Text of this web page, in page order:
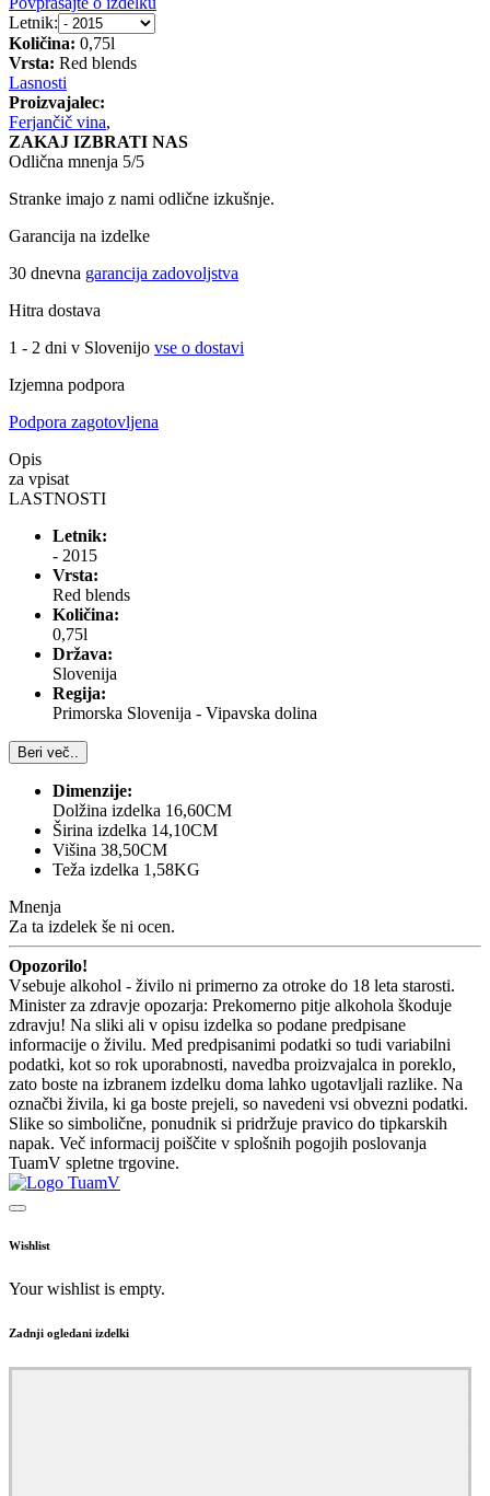
Letnik:
Količina: 0,75l
Vrsta: Red blends
Lasnosti
Proizvajalec:
Ferjančič vina,
ZAKAJ IZBRATI NAS
Odlična mnenja 5/5
Stranke imajo z nami odlične izkušnje.
Garancija na izdelke
30 dnevna garancija zadovoljstva
Hitra dostava
1 - 2 dni v Slovenijo vse o dostavi
Izjemna podpora
Podpora zagotovljena
Opis
za vpisat
LASTNOSTI
Letnik:
- 2015
Vrsta:
Red blends
Količina:
0,75l
Država:
Slovenija
Regija:
Primorska Slovenija - Vipavska dolina
Beri več..
Dimenzije:
Dolžina izdelka 16,60CM
Širina izdelka 14,10CM
Višina 38,50CM
Teža izdelka 1,58KG
Mnenja
Za ta izdelek še ni ocen.
Opozorilo!
Vsebuje alkohol - živilo ni primerno za otroke do 18 leta starosti.
Minister za zdravje opozarja: Prekomerno pitje alkohola škoduje
zdravju! Na sliki ali v opisu izdelka so podane predpisane
informacije o živilu. Med predpisanimi podatki so tudi variabilni
podatki, kot so rok uporabnosti, navedba proizvajalca in poreklo,
zato boste na izbranem izdelku doma lahko ugotavljali razlike. Na
označbi živila, ki ga boste prejeli, so navedeni vsi obvezni podatki.
Slike so simbolične, ponudnik si pridržuje pravico do tipkarskih
napak. Več informacij poiščite v splošnih pogojih poslovanja
TuamV spletne trgovine.
Wishlist
Your wishlist is empty.
Zadnji ogledani izdelki